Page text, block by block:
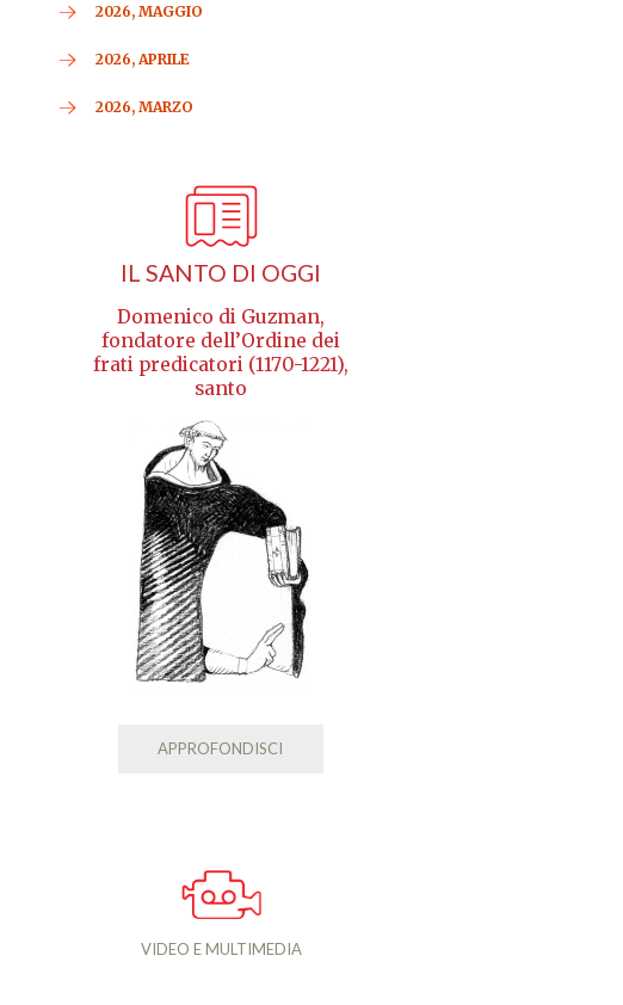
2026, MAGGIO
2026, APRILE
2026, MARZO
IL SANTO DI OGGI
Domenico di Guzman,
fondatore dell’Ordine dei
frati predicatori (1170-1221),
santo
APPROFONDISCI
VIDEO E MULTIMEDIA